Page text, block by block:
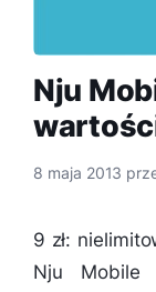
Nju
8 maja 2013
9 zł:
Nju Mobile